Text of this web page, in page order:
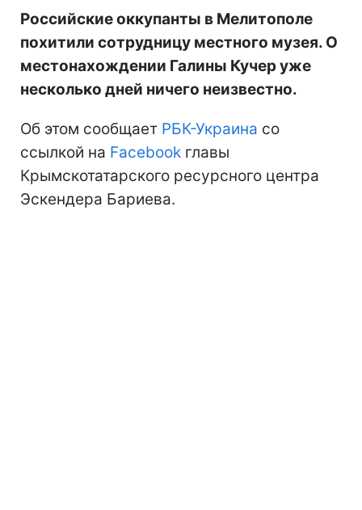
Российские оккупанты в Мелитополе
похитили сотрудницу местного музея. О
местонахождении Галины Кучер уже
несколько дней ничего неизвестно.
Об этом сообщает РБК-Украина со
ссылкой на Facebook главы
Крымскотатарского ресурсного центра
Эскендера Бариева.